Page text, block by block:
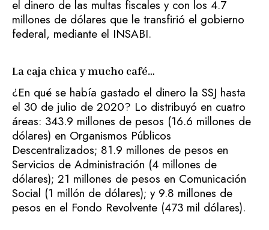
el dinero de las multas fiscales y con los 4.7
millones de dólares que le transfirió el gobierno
federal, mediante el INSABI.
La caja chica y mucho café…
¿En qué se había gastado el dinero la SSJ hasta
el 30 de julio de 2020? Lo distribuyó en cuatro
áreas: 343.9 millones de pesos (16.6 millones de
dólares) en Organismos Públicos
Descentralizados; 81.9 millones de pesos en
Servicios de Administración (4 millones de
dólares); 21 millones de pesos en Comunicación
Social (1 millón de dólares); y 9.8 millones de
pesos en el Fondo Revolvente (473 mil dólares).